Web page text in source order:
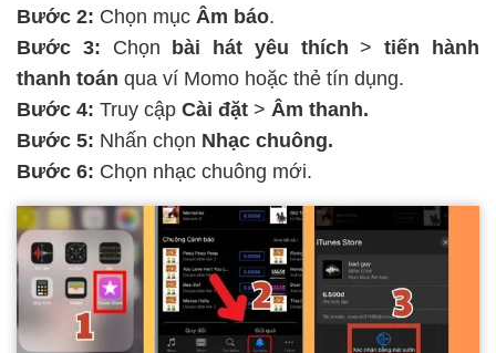
Bước 2: Chọn mục Âm báo.
Bước 3: Chọn bài hát yêu thích >tiến hành
thanh toán qua ví Momo hoặc thẻ tín dụng.
Bước 4: Truy cập Cài đặt > Âm thanh.
Bước 5: Nhấn chọn Nhạc chuông.
Bước 6: Chọn nhạc chuông mới.